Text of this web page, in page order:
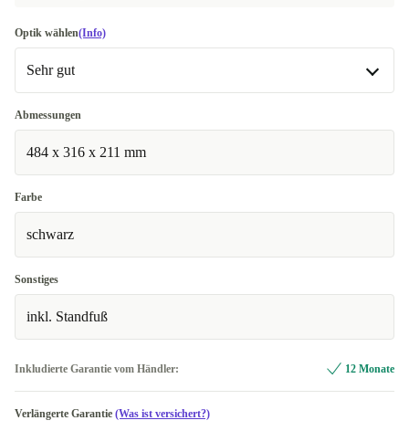
Optik wählen(Info)
Sehr gut
Sehr gut
Exzellent
Abmessungen
484 x 316 x 211 mm
Farbe
schwarz
Sonstiges
inkl. Standfuß
Inkludierte Garantie vom Händler: 12 Monate
Verlängerte Garantie (Was ist versichert?)